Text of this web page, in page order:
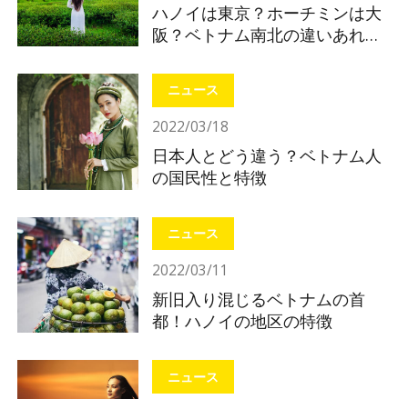
ハノイは東京？ホーチミンは大
阪？ベトナム南北の違いあれこ
ニュース
2022/03/18
日本人とどう違う？ベトナム人
の国民性と特徴
ニュース
2022/03/11
新旧入り混じるベトナムの首
都！ハノイの地区の特徴
ニュース